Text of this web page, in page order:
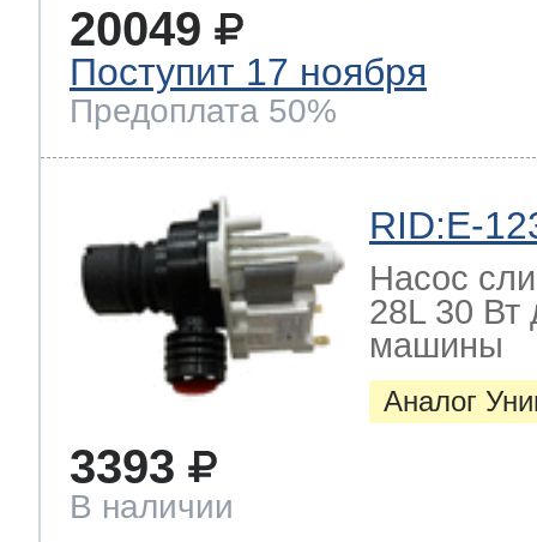
20049
Поступит 17 ноября
Предоплата 50%
RID:E-
Насос
28L 30 Вт
машины
Аналог
3393
В наличии